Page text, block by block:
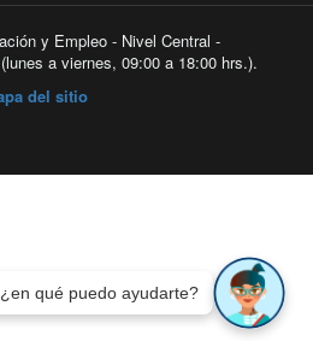
y Empleo - Nivel Central -
a viernes, 09:00 a 18:00 hrs.).
del sitio
qué puedo ayudarte?